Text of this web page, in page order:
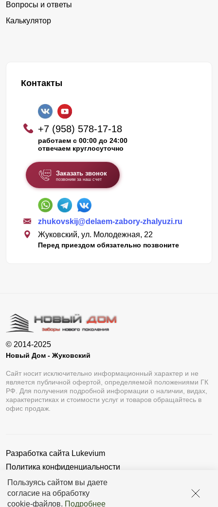
Пользуясь сайтом вы даете
согласие на обработку
cookie-файлов. Подробнее
Вопросы и ответы
Калькулятор
Контакты
+7 (958) 578-17-18
работаем с 00:00 до 24:00
отвечаем круглосуточно
Заказать звонок
позвоним за наш счет
zhukovskij@delaem-zabory-zhalyuzi.ru
Жуковский, ул. Молодежная, 22
Перед приездом обязательно позвоните
© 2014-2025
Новый Дом - Жуковский
Сайт носит исключительно информационный характер и не
является публичной офертой, определяемой положениями ГК
РФ. Для получения подробной информации о наличии, видах,
характеристиках и стоимости услуг и товаров обращайтесь в
офис продаж.
Разработка сайта Lukevium
Политика конфиденциальности
Пользовательское соглашение